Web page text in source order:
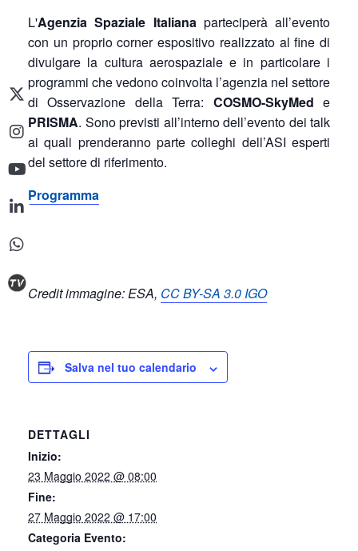
L'Agenzia Spaziale Italianaparteciperà all’evento
con un proprio corner espositivo realizzato al fine di
divulgare la cultura aerospaziale e in particolare i
programmi che vedono coinvolta l’agenzia nel settore
di Osservazione della Terra: COSMO-SkyMed e
PRISMA. Sono previsti all’interno dell’evento dei talk
ai quali prenderanno parte colleghi dell’ASI esperti
del settore di riferimento.
Programma
Credit immagine: ESA, CC BY-SA 3.0 IGO
Salva nel tuo calendario
DETTAGLI
Inizio:
23 Maggio 2022 @ 08:00
Fine:
27 Maggio 2022 @ 17:00
Categoria Evento: